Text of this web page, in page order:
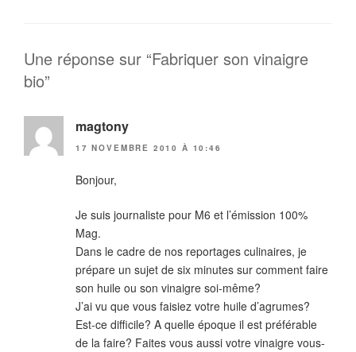
Une réponse sur “Fabriquer son vinaigre
bio”
magtony
17 NOVEMBRE 2010 À 10:46
Bonjour,
Je suis journaliste pour M6 et l’émission 100%
Mag.
Dans le cadre de nos reportages culinaires, je
prépare un sujet de six minutes sur comment faire
son huile ou son vinaigre soi-même?
J’ai vu que vous faisiez votre huile d’agrumes?
Est-ce difficile? A quelle époque il est préférable
de la faire? Faites vous aussi votre vinaigre vous-